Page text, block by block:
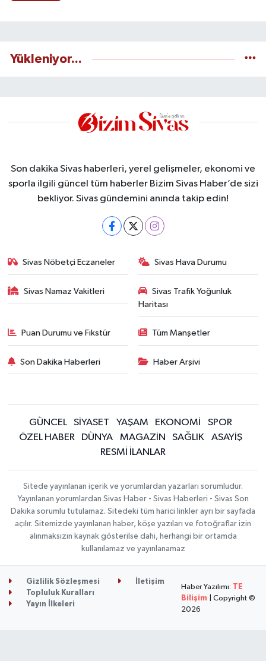
Yükleniyor...
Son dakika Sivas haberleri, yerel gelişmeler, ekonomi ve
sporla ilgili güncel tüm haberler Bizim Sivas Haber’de sizi
bekliyor. Sivas gündemini anında takip edin!
Sivas Nöbetçi Eczaneler Sivas Hava Durumu
Sivas Namaz Vakitleri
Sivas Trafik Yoğunluk
Haritası
Puan Durumu ve Fikstür Tüm Manşetler
Son Dakika Haberleri Haber Arşivi
GÜNCEL SİYASET YAŞAM EKONOMİ
SPOR
ÖZEL HABER
DÜNYA MAGAZİN SAĞLIK
ASAYİŞ
RESMİ İLANLAR
Sitede yayınlanan içerik ve yorumlardan yazarları sorumludur.
Yayınlanan yorumlardan Sivas Haber - Sivas Haberleri - Sivas Son
Dakika sorumlu tutulamaz. Sitedeki tüm harici linkler ayrı bir sayfada
açılır. Sitemizde yayınlanan haber, köşe yazıları ve fotoğraflar izin
alınmaksızın kaynak gösterilse dahi, herhangi bir ortamda
kullanılamaz ve yayınlanamaz
Gizlilik Sözleşmesi
İletişim
Topluluk Kuralları
Yayın İlkeleri
Haber Yazılımı: TE
Bilişim | Copyright ©
2026